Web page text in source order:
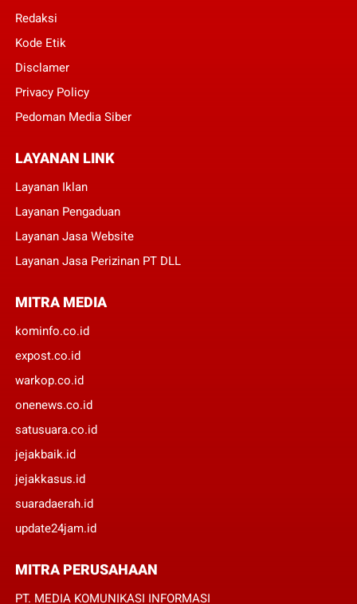
Redaksi
Kode Etik
Disclamer
Privacy Policy
Pedoman Media Siber
LAYANAN LINK
Layanan Iklan
Layanan Pengaduan
Layanan Jasa Website
Layanan Jasa Perizinan PT DLL
MITRA MEDIA
kominfo.co.id
expost.co.id
warkop.co.id
onenews.co.id
satusuara.co.id
jejakbaik.id
jejakkasus.id
suaradaerah.id
update24jam.id
MITRA PERUSAHAAN
PT. MEDIA KOMUNIKASI INFORMASI